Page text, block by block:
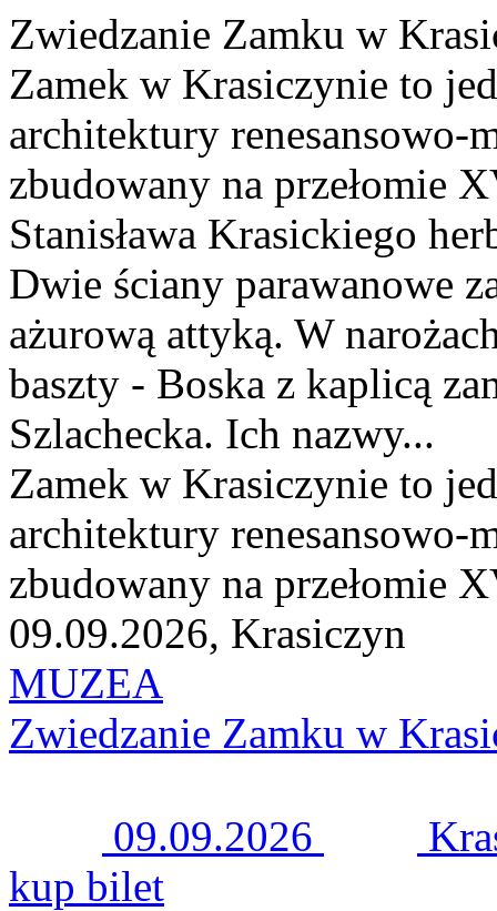
Zwiedzanie Zamku w
Zamek w Krasiczynie to
architektury renesansowo-
zbudowany na przełomie
Stanisława Krasickiego
Dwie ściany parawanowe
ażurową attyką. W
baszty - Boska z kaplicą
Szlachecka. Ich nazwy...
Zamek w Krasiczynie to
architektury renesansowo-
zbudowany na przełomie
09.09.2026, Krasiczyn
MUZEA
Zwiedzanie Zamku w
09.09.2026
kup bilet